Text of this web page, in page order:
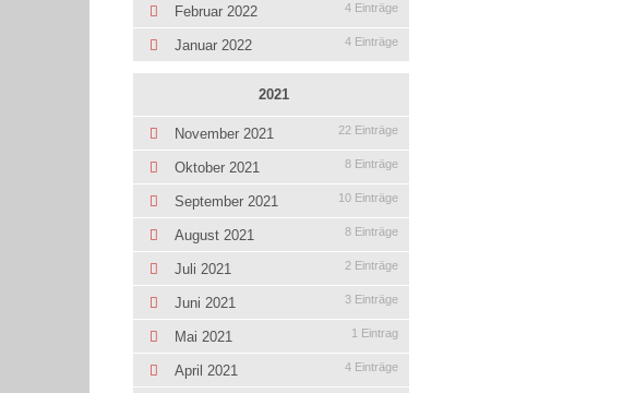
Februar 2022 4 Einträge
Januar 2022 4 Einträge
2021
November 2021 22 Einträge
Oktober 2021 8 Einträge
September 2021 10 Einträge
August 2021 8 Einträge
Juli 2021 2 Einträge
Juni 2021 3 Einträge
Mai 2021 1 Eintrag
April 2021 4 Einträge